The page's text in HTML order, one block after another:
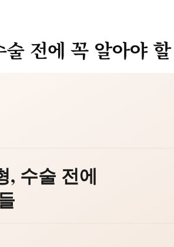
전에 꼭 알아야